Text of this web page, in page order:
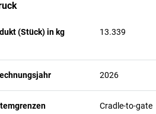
(Stück) in kg
13.339
2026
Cradle-to-gate